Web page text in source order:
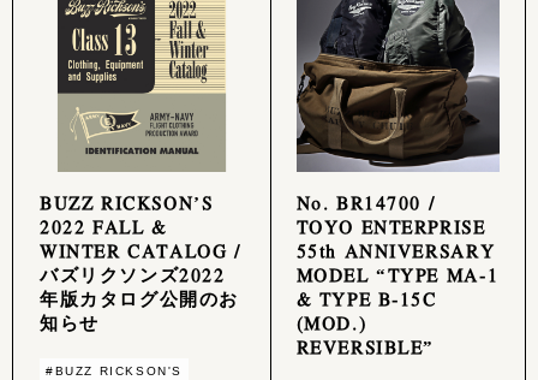
BUZZ RICKSON’S
2022 FALL &
WINTER CATALOG /
バズリクソンズ2022
年版カタログ公開のお
知らせ
#BUZZ RICKSON'S
No. BR14700 /
TOYO ENTERPRISE
55th ANNIVERSARY
MODEL “TYPE MA-1
& TYPE B-15C
(MOD.)
REVERSIBLE”